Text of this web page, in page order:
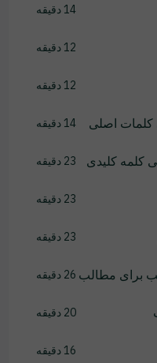
14 دقیقه
12 دقیقه
12 دقیقه
کلمات اصلی 14 دقیقه
کلمه کلیدی 23 دقیقه
23 دقیقه
23 دقیقه
برای مطالب 26 دقیقه
20 دقیقه
16 دقیقه